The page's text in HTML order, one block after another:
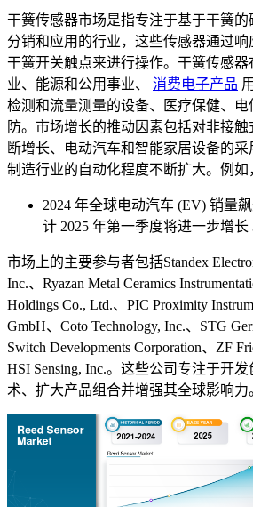
干簧传感器市场是指专注于基于干簧的
分销和应用的行业，这些传感器通过响
干簧开关触点来进行操作。干簧传感器
业、能源和公用事业、 消费电子产品
检测和流量测量的设备、医疗保健、电
防。市场增长的推动因素包括对非接
断增长、电动汽车和智能家居设备的
制造行业的自动化程度不断扩大。例如
2024 年全球电动汽车 (EV) 销量
计 2025 年第一季度将进一步增长
市场上的主要参与者包括Standex
Inc.、Ryazan Metal Ceramics
Holdings Co., Ltd.、PIC Proximity
GmbH、Coto Technology, Inc.、STG
Switch Developments Corporation、ZF
HSI Sensing, Inc.。这些公司专注于开
术、扩大产品组合并增强其全球影响力